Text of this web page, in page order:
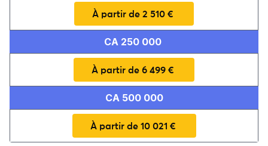
À partir de 2 510 €
CA 250 000
À partir de 6 499 €
CA 500 000
À partir de 10 021 €